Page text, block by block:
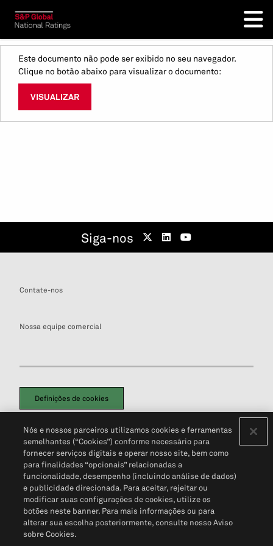
Este documento não pode ser exibido no seu navegador.
Clique no botão abaixo para visualizar o documento:
VISUALIZAR
Siga-nos
Contate-nos
Nossa equipe comercial
Definições de cookies
Política de PrivacidadePortal de privacidade do cliente (em inglês)
Não Venda Minhas Informações Pessoais© 2026 S&P Global
Nós e nossos parceiros utilizamos cookies e ferramentas
semelhantes (“Cookies”) conforme necessário para
fornecer serviços digitais e operar nosso site, bem como
para finalidades “opcionais” relacionadas a
funcionalidade, desempenho (incluindo análise de dados)
e publicidade direcionada. Para aceitar, rejeitar ou
modificar suas configurações de cookies, utilize os
botões neste banner. Para mais informações ou para
alterar sua escolha posteriormente, consulte nosso Aviso
sobre Cookies.